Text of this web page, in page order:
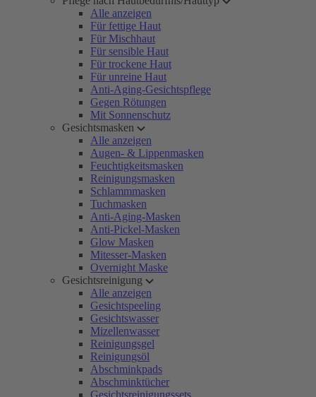
Alle anzeigen
Für fettige Haut
Für Mischhaut
Für sensible Haut
Für trockene Haut
Für unreine Haut
Anti-Aging-Gesichtspflege
Gegen Rötungen
Mit Sonnenschutz
Gesichtsmasken
Alle anzeigen
Augen- & Lippenmasken
Feuchtigkeitsmasken
Reinigungsmasken
Schlammmasken
Tuchmasken
Anti-Aging-Masken
Anti-Pickel-Masken
Glow Masken
Mitesser-Masken
Overnight Maske
Gesichtsreinigung
Alle anzeigen
Gesichtspeeling
Gesichtswasser
Mizellenwasser
Reinigungsgel
Reinigungsöl
Abschminkpads
Abschminktücher
Gesichtsreinigungssets